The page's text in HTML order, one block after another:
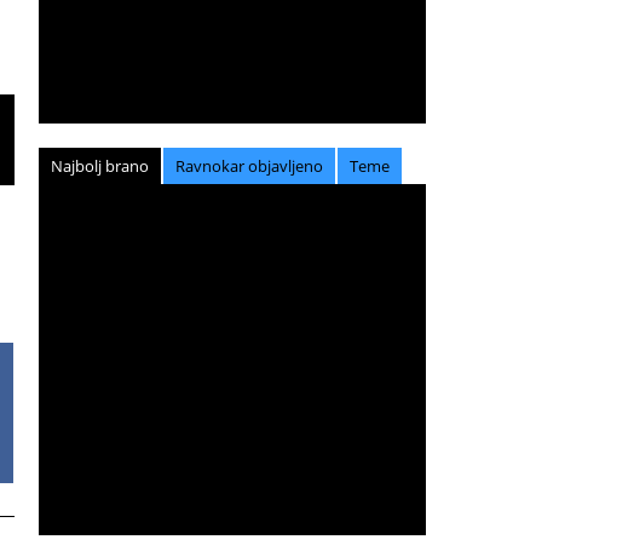
Najbolj brano Ravnokar objavljeno Teme